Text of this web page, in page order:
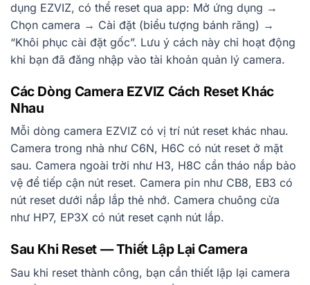
dụng EZVIZ, có thể reset qua app: Mở ứng dụng →
Chọn camera → Cài đặt (biểu tượng bánh răng) →
“Khôi phục cài đặt gốc”. Lưu ý cách này chỉ hoạt động
khi bạn đã đăng nhập vào tài khoản quản lý camera.
Các Dòng Camera EZVIZ Cách Reset Khác
Nhau
Mỗi dòng camera EZVIZ có vị trí nút reset khác nhau.
Camera trong nhà như C6N, H6C có nút reset ở mặt
sau. Camera ngoài trời như H3, H8C cần tháo nắp bảo
vệ để tiếp cận nút reset. Camera pin như CB8, EB3 có
nút reset dưới nắp lắp thẻ nhớ. Camera chuông cửa
như HP7, EP3X có nút reset cạnh nút lắp.
Sau Khi Reset — Thiết Lập Lại Camera
Sau khi reset thành công, bạn cần thiết lập lại camera